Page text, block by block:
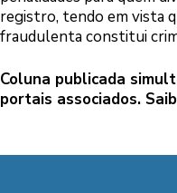
registro, tendo em vista
fraudulenta constitui
Coluna publicada
portais associados.